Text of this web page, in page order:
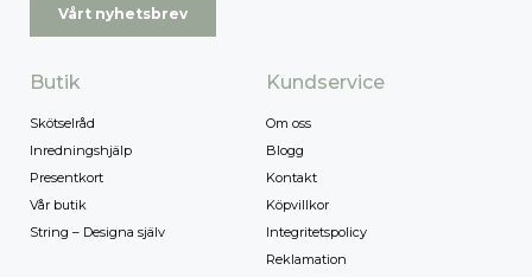
Vårt nyhetsbrev
Butik
Skötselråd
Inredningshjälp
Presentkort
Vår butik
String – Designa själv
Kundservice
Om oss
Blogg
Kontakt
Köpvillkor
Integritetspolicy
Reklamation